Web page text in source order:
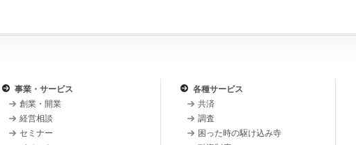
事業・サービス
創業・開業
経営相談
セミナー
各種サービス
共済
調査
困った時の駆け込み寺